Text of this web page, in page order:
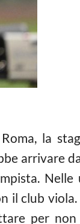
la
arrivare
Nelle
il club viola.
per